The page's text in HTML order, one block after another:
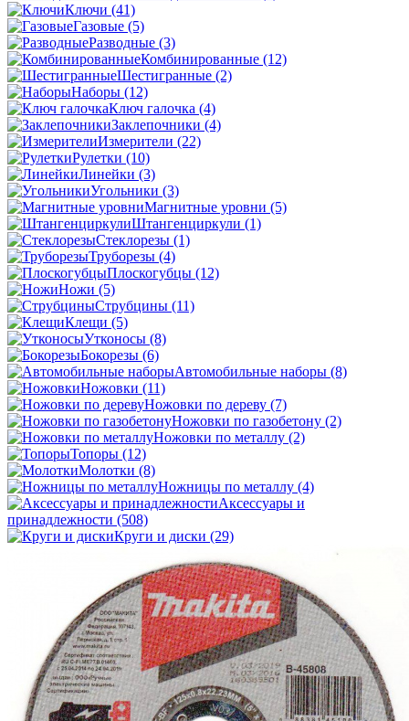
Ключи (41)
Газовые (5)
Разводные (3)
Комбинированные (12)
Шестигранные (2)
Наборы (12)
Ключ галочка (4)
Заклепочники (4)
Измерители (22)
Рулетки (10)
Линейки (3)
Угольники (3)
Магнитные уровни (5)
Штангенциркули (1)
Стеклорезы (1)
Труборезы (4)
Плоскогубцы (12)
Ножи (5)
Струбцины (11)
Клещи (5)
Утконосы (8)
Бокорезы (6)
Автомобильные наборы (8)
Ножовки (11)
Ножовки по дереву (7)
Ножовки по газобетону (2)
Ножовки по металлу (2)
Топоры (12)
Молотки (8)
Ножницы по металлу (4)
Аксессуары и
принадлежности (508)
Круги и диски (29)